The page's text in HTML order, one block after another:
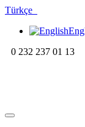
Türkçe
0 232 237 01 13